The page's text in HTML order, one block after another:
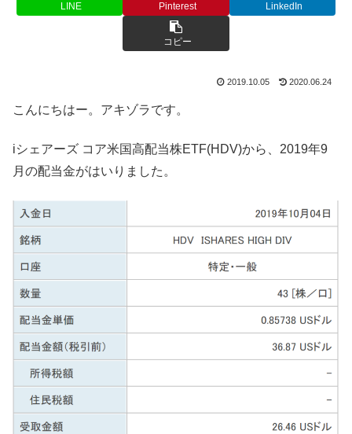
LINE Pinterest LinkedIn
コピー
2019.10.05 2020.06.24
こんにちはー。アキゾラです。
iシェアーズ コア米国高配当株ETF(HDV)から、2019年9
月の配当金がはいりました。